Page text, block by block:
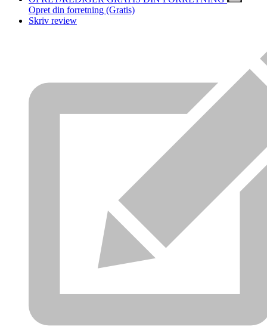
Opret din forretning (Gratis)
Skriv review